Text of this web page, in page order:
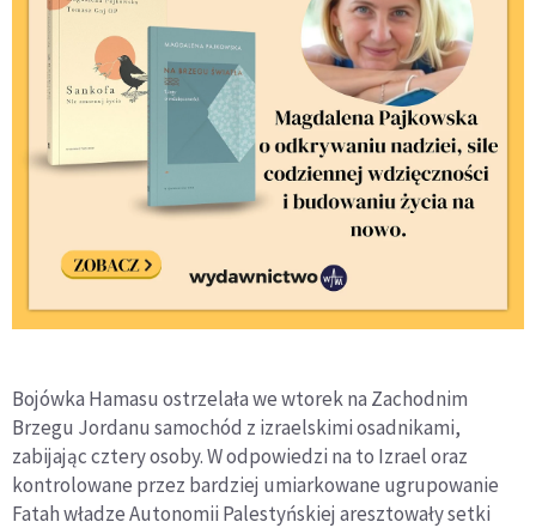
Bojówka Hamasu ostrzelała we wtorek na Zachodnim
Brzegu Jordanu samochód z izraelskimi osadnikami,
zabijając cztery osoby. W odpowiedzi na to Izrael oraz
kontrolowane przez bardziej umiarkowane ugrupowanie
Fatah władze Autonomii Palestyńskiej aresztowały setki